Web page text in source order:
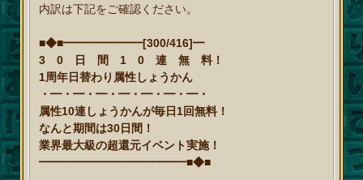
内訳は下記をご確認ください。
■◆■━━━━━━━[300/416]━
3 0 日 間 1 0 連 無 料！
1周年日替わり属性しょうかん
・━・━・━・━・━・━・━・
属性10連しょうかんが毎日1回無料！
なんと期間は30日間！
業界最大級の超還元イベント実施！
━━━━━━━━━━━━━■◆■